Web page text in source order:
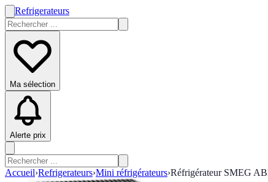
Refrigerateurs
Ma sélection
Alerte prix
Accueil›Refrigerateurs›Mini réfrigérateurs›Réfrigérateur SMEG